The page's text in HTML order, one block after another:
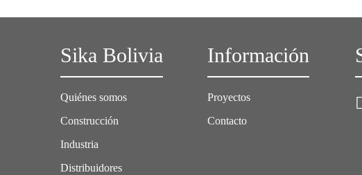
Sika Bolivia
Quiénes somos
Construcción
Industria
Distribuidores
Información
Proyectos
Contacto